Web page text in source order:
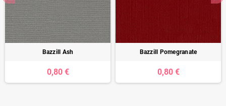
Bazzill Ash
0,80 €
Bazzill Pomegranate
0,80 €